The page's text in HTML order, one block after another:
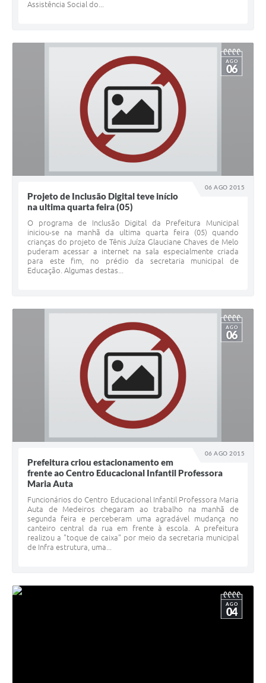
Assistência Social do...
06 AGO 2015
AGO
06
Projeto de Inclusão Digital teve início
na ultima quarta feira (05)
O programa de Inclusão Digital da Prefeitura Municipal
iniciou-se na manhã da ultima quarta feira (05) quando
crianças do projeto de Tênis Juíza Glauciane Chaves de Melo
puderam acessar a internet na sala especialmente criada
para este fim, no prédio da secretaria municipal de
Educação. Algumas destas...
06 AGO 2015
AGO
06
Prefeitura criou estacionamento em
frente ao Centro Educacional Infantil Professora
Maria Auta
Funcionários do Centro Educacional Infantil Professora Maria
Auta de Medeiros chegaram ao trabalho na manhã de
segunda feira e perceberam uma agradável mudança no
canteiro central da rua em frente à escola. A prefeitura
realizou a "toque de caixa" por meio da secretaria municipal
de Infra estrutura, uma...
AGO
04